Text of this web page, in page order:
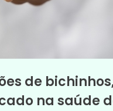
de
na saúde